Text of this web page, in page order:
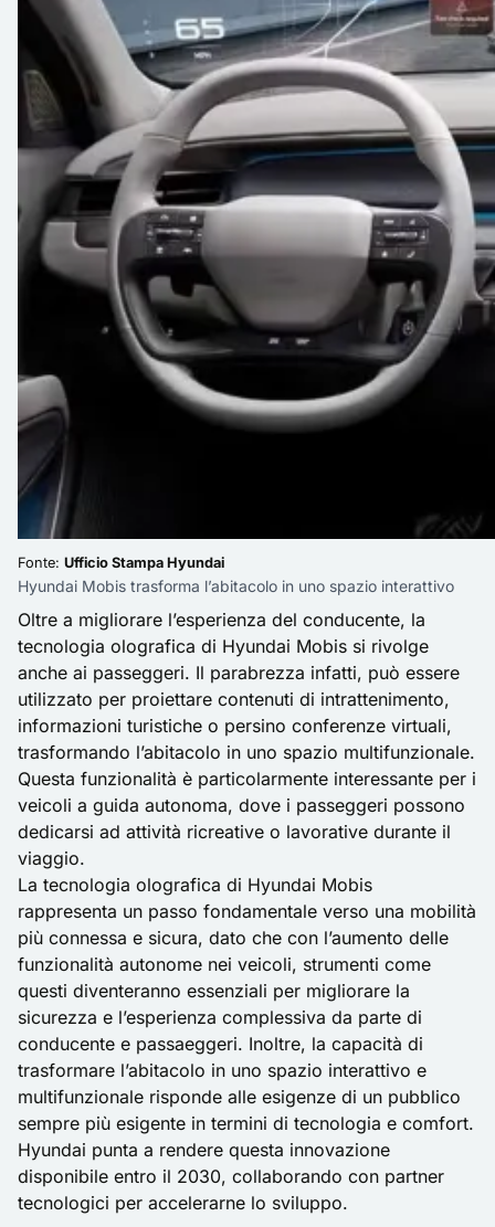
Fonte: Ufficio Stampa Hyundai
Hyundai Mobis trasforma l’abitacolo in uno spazio interattivo
Oltre a migliorare l’esperienza del conducente, la
tecnologia olografica di Hyundai Mobis si rivolge
anche ai passeggeri. Il parabrezza infatti, può essere
utilizzato per proiettare contenuti di intrattenimento,
informazioni turistiche o persino conferenze virtuali,
trasformando l’abitacolo in uno spazio multifunzionale.
Questa funzionalità è particolarmente interessante per i
veicoli a guida autonoma, dove i passeggeri possono
dedicarsi ad attività ricreative o lavorative durante il
viaggio.
La tecnologia olografica di Hyundai Mobis
rappresenta un passo fondamentale verso una mobilità
più connessa e sicura, dato che con l’aumento delle
funzionalità autonome nei veicoli, strumenti come
questi diventeranno essenziali per migliorare la
sicurezza e l’esperienza complessiva da parte di
conducente e passaeggeri. Inoltre, la capacità di
trasformare l’abitacolo in uno spazio interattivo e
multifunzionale risponde alle esigenze di un pubblico
sempre più esigente in termini di tecnologia e comfort.
Hyundai punta a rendere questa innovazione
disponibile entro il 2030, collaborando con partner
tecnologici per accelerarne lo sviluppo.